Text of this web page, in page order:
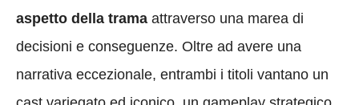
aspetto della trama attraverso una marea di
decisioni e conseguenze. Oltre ad avere una
narrativa eccezionale, entrambi i titoli vantano un